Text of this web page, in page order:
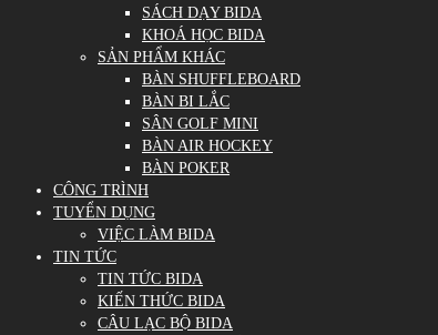
SÁCH DẠY BIDA
KHOÁ HỌC BIDA
SẢN PHẨM KHÁC
BÀN SHUFFLEBOARD
BÀN BI LẮC
SÂN GOLF MINI
BÀN AIR HOCKEY
BÀN POKER
CÔNG TRÌNH
TUYỂN DỤNG
VIỆC LÀM BIDA
TIN TỨC
TIN TỨC BIDA
KIẾN THỨC BIDA
CÂU LẠC BỘ BIDA